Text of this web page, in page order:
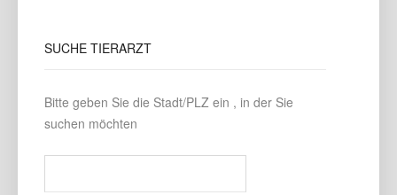
SUCHE TIERARZT
Bitte geben Sie die Stadt/PLZ ein , in der Sie
suchen möchten